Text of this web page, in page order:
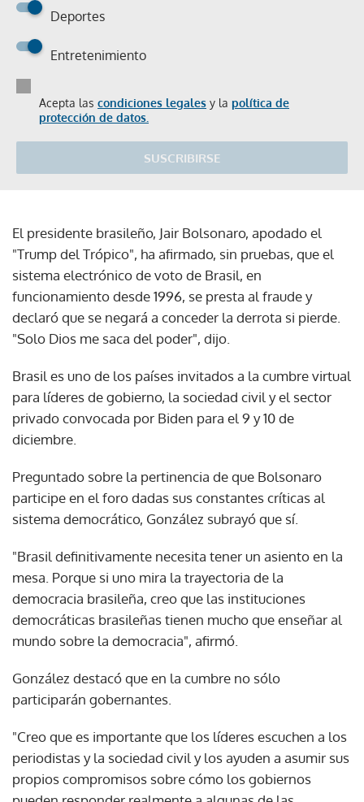
Deportes
Entretenimiento
Acepta las condiciones legales y la política de
protección de datos.
SUSCRIBIRSE
El presidente brasileño, Jair Bolsonaro, apodado el
"Trump del Trópico", ha afirmado, sin pruebas, que el
sistema electrónico de voto de Brasil, en
funcionamiento desde 1996, se presta al fraude y
declaró que se negará a conceder la derrota si pierde.
"Solo Dios me saca del poder", dijo.
Brasil es uno de los países invitados a la cumbre virtual
para líderes de gobierno, la sociedad civil y el sector
privado convocada por Biden para el 9 y 10 de
diciembre.
Preguntado sobre la pertinencia de que Bolsonaro
participe en el foro dadas sus constantes críticas al
sistema democrático, González subrayó que sí.
"Brasil definitivamente necesita tener un asiento en la
mesa. Porque si uno mira la trayectoria de la
democracia brasileña, creo que las instituciones
democráticas brasileñas tienen mucho que enseñar al
mundo sobre la democracia", afirmó.
González destacó que en la cumbre no sólo
participarán gobernantes.
"Creo que es importante que los líderes escuchen a los
periodistas y la sociedad civil y los ayuden a asumir sus
propios compromisos sobre cómo los gobiernos